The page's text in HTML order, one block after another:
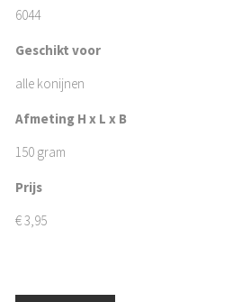
6044
Geschikt voor
alle konijnen
Afmeting H x L x B
150 gram
Prijs
€3,95